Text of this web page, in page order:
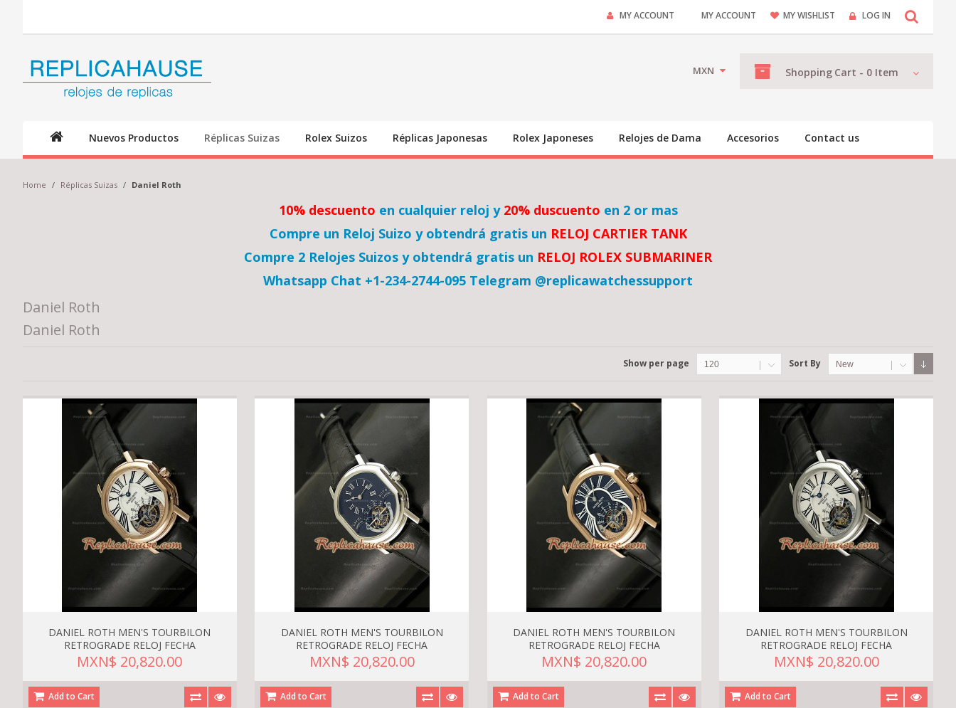
MY ACCOUNT MY ACCOUNT MY WISHLIST LOG IN
Shopping Cart - 0 Item
MXN
Nuevos Productos Réplicas Suizas Rolex Suizos Réplicas Japonesas Rolex Japoneses Relojes de Dama Accesorios Contact us
Home / Réplicas Suizas / Daniel Roth
10% descuento en cualquier reloj y 20% duscuento en 2 or mas
Compre un Reloj Suizo y obtendrá gratis un RELOJ CARTIER TANK
Compre 2 Relojes Suizos y obtendrá gratis un RELOJ ROLEX SUBMARINER
Whatsapp Chat +1-234-2744-095 Telegram @replicawatchessupport
Daniel Roth
Daniel Roth
Sort By New
Show per page 120
DANIEL ROTH MEN'S TOURBILON
RETROGRADE RELOJ FECHA
MXN$ 20,820.00
Add to Cart
DANIEL ROTH MEN'S TOURBILON
RETROGRADE RELOJ FECHA
MXN$ 20,820.00
Add to Cart
DANIEL ROTH MEN'S TOURBILON
RETROGRADE RELOJ FECHA
MXN$ 20,820.00
Add to Cart
DANIEL ROTH MEN'S TOURBILON
RETROGRADE RELOJ FECHA
MXN$ 20,820.00
Add to Cart